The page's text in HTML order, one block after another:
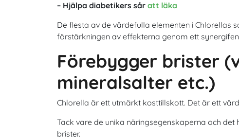
– Hjälpa diabetikers sår att läka
De flesta av de värdefulla elementen i
förstärkningen av effekterna genom ett
Förebygger brister
mineralsalter etc.)
Chlorella är ett utmärkt kosttillskott. Det är ett
Tack vare de unika näringsegenskaperna och
brister.